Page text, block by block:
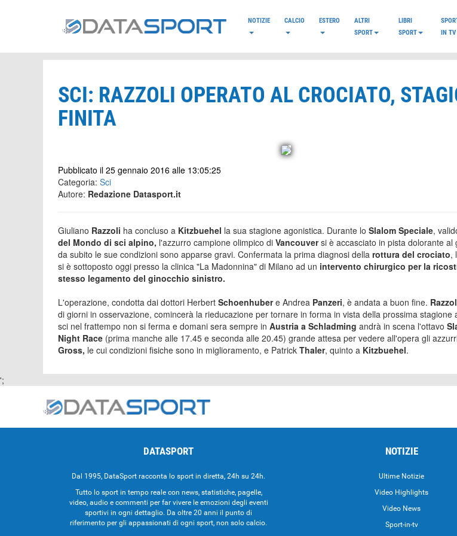
NOTIZIE CALCIO ESTERO
ALTRI
SPORT
LIBRI
SPORT
IN TV
SCI: RAZZOLI OPERATO AL CROCIATO,
FINITA
Pubblicato il 25 gennaio 2016 alle 13:05:25
Categoria: Sci
Autore: Redazione Datasport.it
Giuliano Razzoli ha concluso a Kitzbuehel la sua stagione agonistica. Durante lo Slalom Speciale,
del Mondo di sci alpino, l'azzurro campione olimpico di Vancouversi è accasciato in pista dolorante al
da subito le sue condizioni sono apparse gravi. Confermata la prima diagnosi della rottura del crociato,
si è sottoposto oggi presso la clinica "La Madonnina" di Milano ad un intervento chirurgico per la
stesso legamento del ginocchio sinistro.
L'operazione, condotta dai dottori Herbert Schoenhubere Andrea Panzeri, è andata a buon fine.
di giorni in osservazione, comincerà la rieducazione per tornare in forma in vista della prossima stagione
sci nel frattempo non si ferma e domani sera sempre in Austria a Schladming andrà in scena l'ottavo
Night Race (prima manche alle 17.45 e seconda alle 20.45) grande attesa per vedere all'opera gli
Gross, le cui condizioni fisiche sono in miglioramento, e Patrick Thaler, quinto a Kitzbuehel.
';
DATASPORT
Dal 1995, DataSport racconta lo sport in diretta, 24h su 24h.
Tutto lo sport in tempo reale con news, statistiche, pagelle,
video, audio e commenti per far vivere le emozioni degli eventi
sportivi in ogni dettaglio. Da oltre 20 anni il punto di
riferimento per gli appassionati di ogni sport, non solo calcio.
NOTIZIE
Ultime Notizie
Video Highlights
Video News
Sport-in-tv